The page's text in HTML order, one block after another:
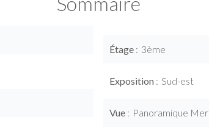
Étage 3ème
Exposition Sud-est
Vue Panoramique Mer